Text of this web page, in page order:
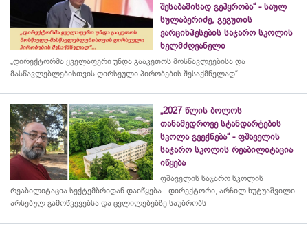
შესაბამისად გეპყრობა“ - საულ
სულაბერიძე, გეგუთის
ვარციხჰესების საჯარო სკოლის
ხელმძღვანელი
„დირექტორმა ყველაფერი უნდა გააკეთოს მოსწავლეებისა და
მასწავლებლებისთვის ღირსეული პირობების შესაქმნელად“...
„2027 წლის ბოლოს
თანამედროვე სტანდარტების
სკოლა გვექნება“ - ფშაველის
საჯარო სკოლის რეაბილიტაცია
იწყება
ფშაველის საჯარო სკოლის
რეაბილიტაცია სექტემბრიდან დაიწყება - დირექტორი, არჩილ ხუტუაშვილი
არსებულ გამოწვევებსა და ცვლილებებზე საუბრობს